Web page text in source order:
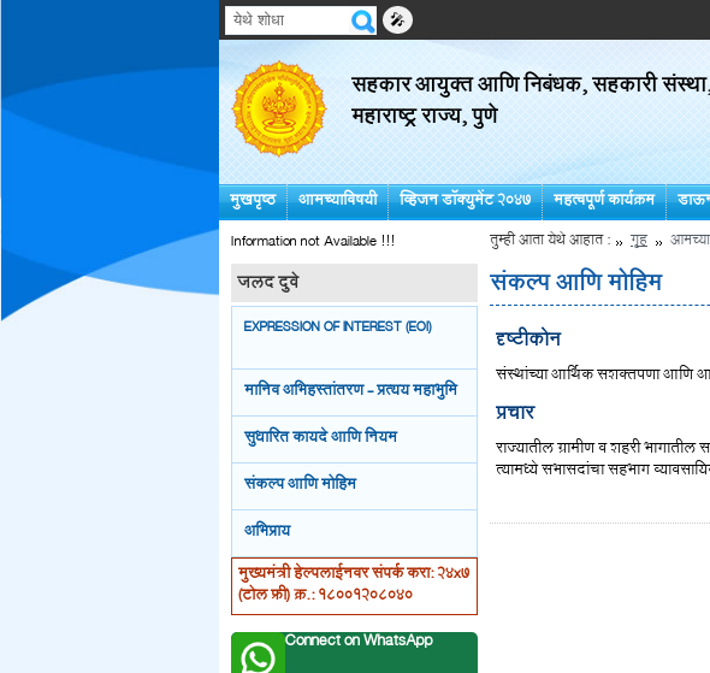
🎤
सहकार आयुक्त आणि निबंधक, सहकारी
महाराष्ट्र राज्य, पुणे
मुखपृष्ठ आमच्याविषयी व्हिजन डॉक्युमेंट २०४७ महत्वपूर्ण कार्यक्रम
Information not Available !!!
जलद दुवे
EXPRESSION OF INTEREST (EOI)
मानिव अभिहस्तांतरण - प्रत्यय महाभुमि
सुधारित कायदे आणि नियम
संकल्प आणि मोहिम
अभिप्राय
मुख्यमंत्री हेल्पलाईनवर संपर्क करा: 24x7
(टोल फ्री) क्र.: 18001208040
Connect on WhatsApp
तुम्ही आता येथे आहात : गृह
संकल्प आणि मोहिम
दृष्टीकोन
संस्थांच्या आर्थिक सशक्तपणा आणि
प्रचार
राज्यातील ग्रामीण व शहरी
त्यामध्ये सभासदांचा सहभाग